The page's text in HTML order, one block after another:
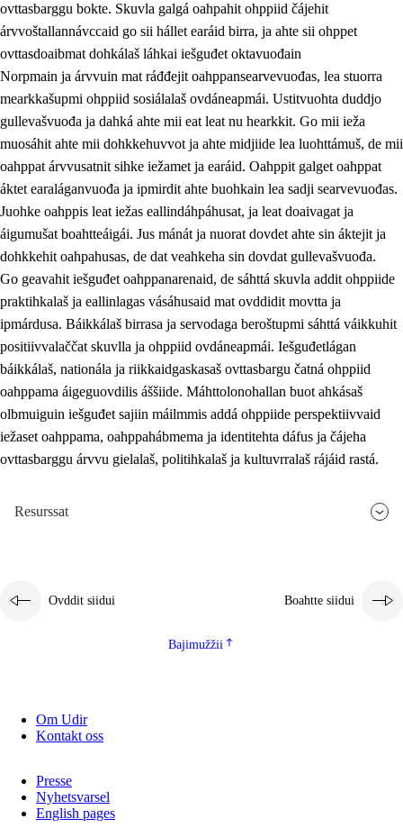
ovttasbarggu bokte. Skuvla galgá oahpahit ohppiid čájehit
árvvoštallannávccaid go sii hállet earáid birra, ja ahte sii ohppet
ovttasdoaibmat dohkálaš láhkai iešguđet oktavuođain
Norpmain ja árvvuin mat ráđđejit oahppansearvevuođas, lea stuorra
mearkkašupmi ohppiid sosiálalaš ovdáneapmái. Ustitvuohta duddjo
gullevašvuođa ja dahká ahte mii eat leat nu hearkkit. Go mii ieža
muosáhit ahte mii dohkkehuvvot ja ahte midjiide lea luohttámuš, de mii
oahppat árvvusatnit sihke iežamet ja earáid. Oahppit galget oahppat
áktet earaláganvuođa ja ipmirdit ahte buohkain lea sadji searvevuođas.
Juohke oahppis leat iežas eallindáhpáhusat, ja leat doaivagat ja
áigumušat boahtteáigái. Jus mánát ja nuorat dovdet ahte sin áktejit ja
dohkkehit oahpahusas, de dat veahkeha sin dovdat gullevašvuođa.
Go geavahit iešguđet oahppanarenaid, de sáhttá skuvla addit ohppiide
praktihkalaš ja eallinlagas vásáhusaid mat ovddidit movtta ja
ipmárdusa. Báikkálaš birrasa ja servodaga beroštupmi sáhttá váikkuhit
positiivvalaččat skuvlla ja ohppiid ovdáneapmái. Iešguđetlágan
báikkálaš, nationála ja riikkaidgaskasaš ovttasbargu čatná ohppiid
oahppama áigeguovdilis áššiide. Máhttolonohallan buot ahkásaš
olbmuiguin iešguđet sajiin máilmmis addá ohppiide perspektiivvaid
iežaset oahppama, oahppahábmema ja identitehta dáfus ja čájeha
ovttasbarggu árvvu gielalaš, politihkalaš ja kultuvrralaš rájáid rastá.
Resurssat
Ovddit siidui Boahtte siidui
Bajimužžii
Om Udir
Kontakt oss
Presse
Nyhetsvarsel
English pages